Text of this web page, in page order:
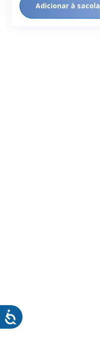
Adicionar à sacola